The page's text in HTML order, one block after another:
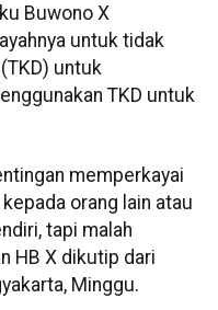
Buwono X
untuk tidak
untuk
TKD untuk
memperkayai
orang lain atau
tapi malah
HB X dikutip dari
Minggu.